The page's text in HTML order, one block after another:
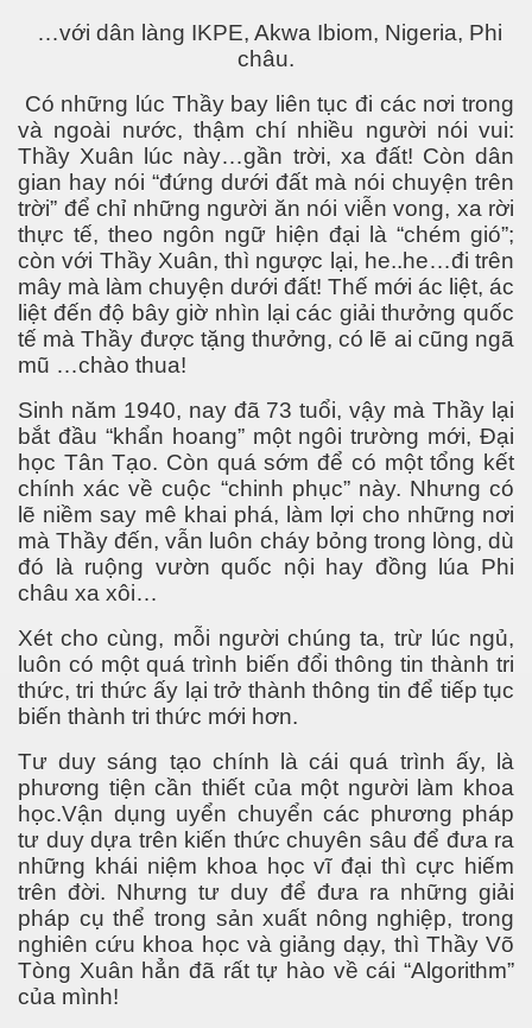
…với dân làng IKPE, Akwa Ibiom, Nigeria, Phi
châu.
Có những lúc Thầy bay liên tục đi các nơi trong
và ngoài nước, thậm chí nhiều người nói vui:
Thầy Xuân lúc này…gần trời, xa đất! Còn dân
gian hay nói “đứng dưới đất mà nói chuyện trên
trời” để chỉ những người ăn nói viễn vong, xa rời
thực tế, theo ngôn ngữ hiện đại là “chém gió”;
còn với Thầy Xuân, thì ngược lại, he..he…đi trên
mây mà làm chuyện dưới đất! Thế mới ác liệt, ác
liệt đến độ bây giờ nhìn lại các giải thưởng quốc
tế mà Thầy được tặng thưởng, có lẽ ai cũng ngã
mũ …chào thua!
Sinh năm 1940, nay đã 73 tuổi, vậy mà Thầy lại
bắt đầu “khẩn hoang” một ngôi trường mới, Đại
học Tân Tạo. Còn quá sớm để có một tổng kết
chính xác về cuộc “chinh phục” này. Nhưng có
lẽ niềm say mê khai phá, làm lợi cho những nơi
mà Thầy đến, vẫn luôn cháy bỏng trong lòng, dù
đó là ruộng vườn quốc nội hay đồng lúa Phi
châu xa xôi…
Xét cho cùng, mỗi người chúng ta, trừ lúc ngủ,
luôn có một quá trình biến đổi thông tin thành tri
thức, tri thức ấy lại trở thành thông tin để tiếp tục
biến thành tri thức mới hơn.
Tư duy sáng tạo chính là cái quá trình ấy, là
phương tiện cần thiết của một người làm khoa
học.Vận dụng uyển chuyển các phương pháp
tư duy dựa trên kiến thức chuyên sâu để đưa ra
những khái niệm khoa học vĩ đại thì cực hiếm
trên đời. Nhưng tư duy để đưa ra những giải
pháp cụ thể trong sản xuất nông nghiệp, trong
nghiên cứu khoa học và giảng dạy, thì Thầy Võ
Tòng Xuân hẳn đã rất tự hào về cái “Algorithm”
của mình!